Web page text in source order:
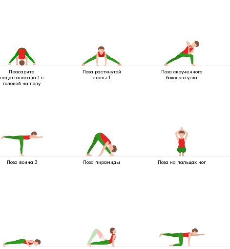
Прасарита
падоттанасана 1 с
головой на полу
Поза растянутой
стопы 1
Поза скрученного
бокового угла
Поза воина 3 Поза пирамиды Поза на пальцах ног